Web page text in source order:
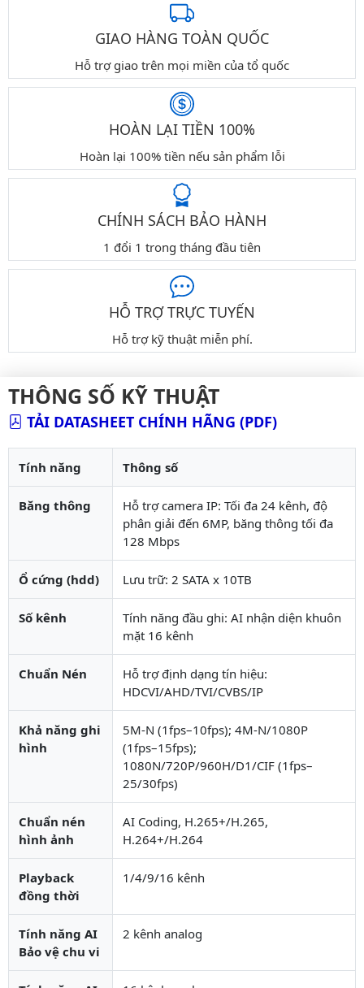
GIAO HÀNG TOÀN QUỐC
Hỗ trợ giao trên mọi miền của tổ quốc
HOÀN LẠI TIỀN 100%
Hoàn lại 100% tiền nếu sản phẩm lỗi
CHÍNH SÁCH BẢO HÀNH
1 đổi 1 trong tháng đầu tiên
HỖ TRỢ TRỰC TUYẾN
Hỗ trợ kỹ thuật miễn phí.
THÔNG SỐ KỸ THUẬT
TẢI DATASHEET CHÍNH HÃNG (PDF)
Tính năng Thông số
Băng thông
Hỗ trợ camera IP: Tối đa 24 kênh, độ
phân giải đến 6MP, băng thông tối đa
128 Mbps
Ổ cứng (hdd) Lưu trữ: 2 SATA x 10TB
Số kênh
Tính năng đầu ghi: AI nhận diện khuôn
mặt 16 kênh
Chuẩn Nén
Hỗ trợ định dạng tín hiệu:
HDCVI/AHD/TVI/CVBS/IP
Khả năng ghi
hình
5M-N (1fps–10fps); 4M-N/1080P
(1fps–15fps);
1080N/720P/960H/D1/CIF (1fps–
25/30fps)
Chuẩn nén
hình ảnh
AI Coding, H.265+/H.265,
H.264+/H.264
Playback
đồng thời
1/4/9/16 kênh
Tính năng AI
Bảo vệ chu vi
2 kênh analog